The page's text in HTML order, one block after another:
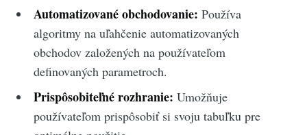
Automatizované obchodovanie: Používa
algoritmy na uľahčenie automatizovaných
obchodov založených na používateľom
definovaných parametroch.
Prispôsobiteľné rozhranie: Umožňuje
používateľom prispôsobiť si svoju tabuľku pre